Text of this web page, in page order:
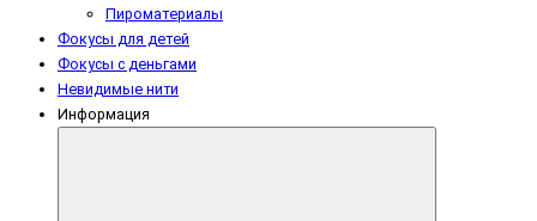
Пироматериалы
Фокусы для детей
Фокусы с деньгами
Невидимые нити
Информация